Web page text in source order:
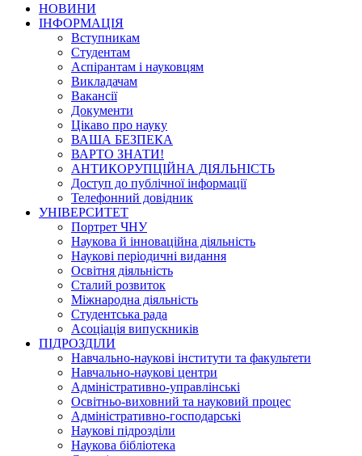
НОВИНИ
ІНФОРМАЦІЯ
Вступникам
Студентам
Аспірантам і науковцям
Викладачам
Вакансії
Документи
Цікаво про науку
ВАША БЕЗПЕКА
ВАРТО ЗНАТИ!
АНТИКОРУПЦІЙНА ДІЯЛЬНІСТЬ
Доступ до публічної інформації
Телефонний довідник
УНІВЕРСИТЕТ
Портрет ЧНУ
Наукова й інноваційна діяльність
Наукові періодичні видання
Освітня діяльність
Сталий розвиток
Міжнародна діяльність
Студентська рада
Асоціація випускників
ПІДРОЗДІЛИ
Навчально-наукові інститути та факультети
Навчально-наукові центри
Адміністративно-управлінські
Освітньо-виховний та науковий процес
Адміністративно-господарські
Наукові підрозділи
Наукова бібліотека